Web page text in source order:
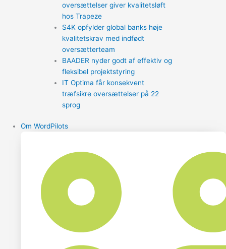
oversættelser giver kvalitetsløft
hos Trapeze
S4K opfylder global banks høje
kvalitetskrav med indfødt
oversætterteam
BAADER nyder godt af effektiv og
fleksibel projektstyring
IT Optima får konsekvent
træfsikre oversættelser på 22
sprog
Om WordPilots